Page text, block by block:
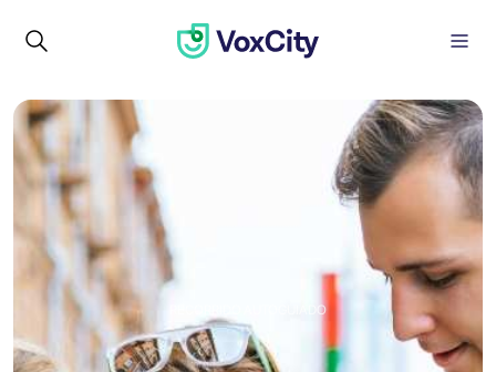
RECORRIDO AUTOGUIADO